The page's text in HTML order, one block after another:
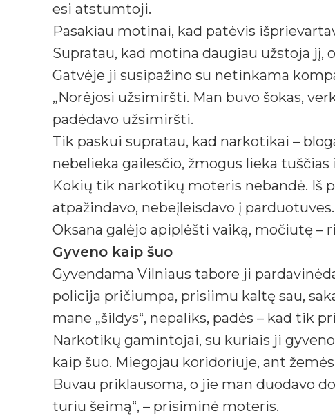
esi atstumtoji.
Pasakiau motinai, kad patėvis
Supratau, kad motina daugiau užstoja jį,
Gatvėje ji susipažino su netinkama
„Norėjosi užsimiršti. Man buvo šokas,
padėdavo užsimiršti.
Tik paskui supratau, kad narkotikai –
nebelieka gailesčio, žmogus lieka tuščias
Kokių tik narkotikų moteris nebandė. Iš
atpažindavo, nebeįleisdavo į
Oksana galėjo apiplėšti vaiką, močiutę –
Gyveno kaip šuo
Gyvendama Vilniaus tabore ji
policija pričiumpa, prisiimu kaltę sau,
mane „šildys“, nepaliks, padės – kad tik
Narkotikų gamintojai, su kuriais ji
kaip šuo. Miegojau koridoriuje, ant
Buvau priklausoma, o jie man duodavo
turiu šeimą“, – prisiminė moteris.